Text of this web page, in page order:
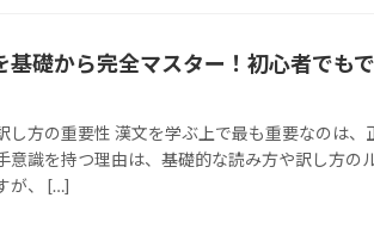
基礎から完全マスター！初心者でも
し方の重要性 漢文を学ぶ上で最も重要なのは、
意識を持つ理由は、基礎的な読み方や訳し方の
が、 […]